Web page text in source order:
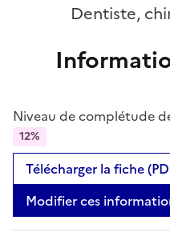
Dentiste,
Niveau de complétude
12%
Télécharger la fiche
Modifier ces